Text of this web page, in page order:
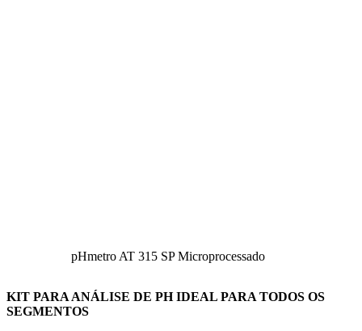
pHmetro AT 315 SP Microprocessado
KIT PARA ANÁLISE DE PH IDEAL PARA TODOS OS
SEGMENTOS